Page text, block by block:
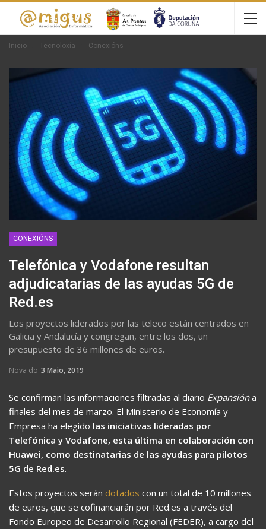
Inicio Tecnoloxía Conexións
CONEXIÓNS
Telefónica y Vodafone resultan
adjudicatarias de las ayudas 5G de
Red.es
Los proyectos liderados por las teleco están centrados en
Galicia y Andalucía y congregan, entre los dos, un
presupuesto de 36 millones de euros.
Nova do 3 Maio, 2019
Se confirman las informaciones filtradas al diario Expansióna
finales del mes de marzo. El Ministerio de Economía y
Empresa ha elegido las iniciativas lideradas por
Telefónica y Vodafone, esta última en colaboración con
Huawei, como destinatarias de las ayudas para pilotos
5G de Red.es.
Estos proyectos serán dotados con un total de 10 millones
de euros, que se cofinanciarán por Red.es a través del
Fondo Europeo de Desarrollo Regional (FEDER), a cargo del